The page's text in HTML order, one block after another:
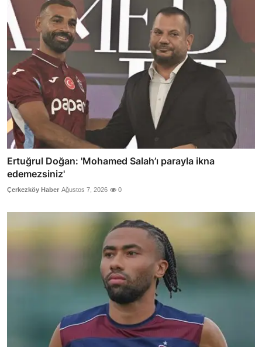
Ertuğrul Doğan: 'Mohamed Salah’ı parayla ikna
edemezsiniz'
Çerkezköy Haber Ağustos 7, 2026 0